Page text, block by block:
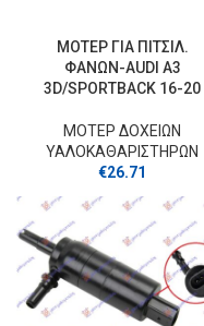
ΜΟΤΕΡ ΓΙΑ ΠΙΤΣΙΛ.
ΦΑΝΩΝ-AUDI A3
3D/SPORTBACK 16-20
ΜΟΤΕΡ ΔΟΧΕΙΩΝ
ΥΑΛΟΚΑΘΑΡΙΣΤΗΡΩΝ
€26.71